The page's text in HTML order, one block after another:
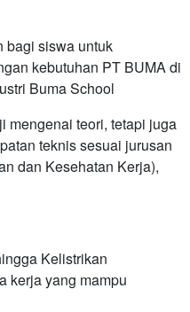
bagi siswa untuk
kebutuhan PT BUMA di
Buma School
mengenai teori, tetapi juga
teknis sesuai jurusan
dan Kesehatan Kerja),
Kelistrikan
kerja yang mampu